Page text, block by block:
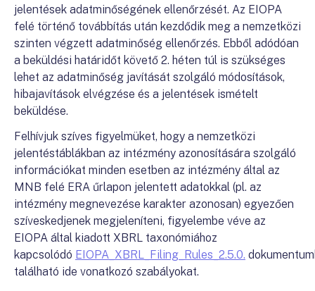
jelentések adatminőségének ellenőrzését. Az EIOPA
felé történő továbbítás után kezdődik meg a nemzetközi
szinten végzett adatminőség ellenőrzés. Ebből adódóan
a beküldési határidőt követő 2. héten túl is szükséges
lehet az adatminőség javítását szolgáló módosítások,
hibajavítások elvégzése és a jelentések ismételt
beküldése.
Felhívjuk szíves figyelmüket, hogy a nemzetközi
jelentéstáblákban az intézmény azonosítására szolgáló
információkat minden esetben az intézmény által az
MNB felé ERA űrlapon jelentett adatokkal (pl. az
intézmény megnevezése karakter azonosan) egyezően
szíveskedjenek megjeleníteni, figyelembe véve az
EIOPA által kiadott XBRL taxonómiához
kapcsolódó EIOPA_XBRL_Filing_Rules_2.5.0.
található ide vonatkozó szabályokat.